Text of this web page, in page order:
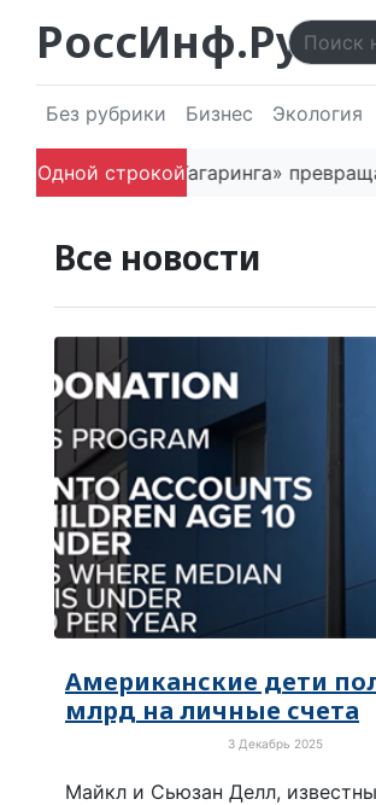
РоссИнф.Ру
Без рубрики Бизнес Экология
Одной строкой«Гагаринга» превращает
Все новости
Американские дети
млрд на личные счета
3 Декабрь 2025
Майкл и Сьюзан Делл,